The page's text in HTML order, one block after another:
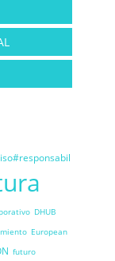
DHUB
European
futuro